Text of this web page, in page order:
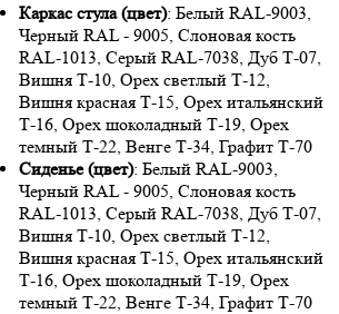
Каркас стула (цвет): Белый RAL-9003,
Черный RAL - 9005, Слоновая кость
RAL-1013, Серый RAL-7038, Дуб Т-07,
Вишня Т-10, Орех светлый Т-12,
Вишня красная Т-15, Орех итальянский
Т-16, Орех шоколадный Т-19, Орех
темный Т-22, Венге Т-34, Графит Т-70
Сиденье (цвет): Белый RAL-9003,
Черный RAL - 9005, Слоновая кость
RAL-1013, Серый RAL-7038, Дуб Т-07,
Вишня Т-10, Орех светлый Т-12,
Вишня красная Т-15, Орех итальянский
Т-16, Орех шоколадный Т-19, Орех
темный Т-22, Венге Т-34, Графит Т-70